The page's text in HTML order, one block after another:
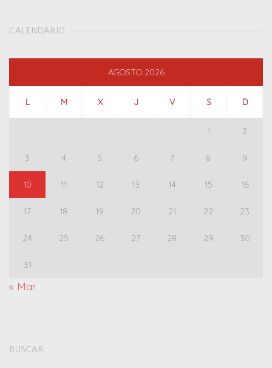
CALENDARIO
AGOSTO 2026
L M X J V S D
1 2
3 4 5 6 7 8 9
10 11 12 13 14 15 16
17 18 19 20 21 22 23
24 25 26 27 28 29 30
31
« Mar
BUSCAR